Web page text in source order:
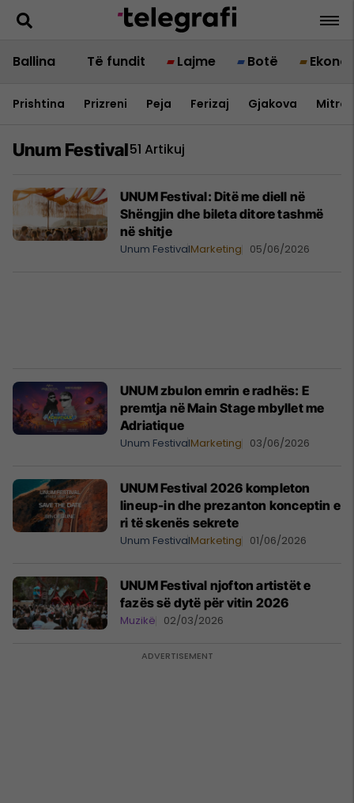
Ballina Të fundit Lajme Botë
Prishtina Prizreni Peja Ferizaj Gjakova
Unum Festival51 Artikuj
UNUM Festival: Ditë me diell në
Shëngjin dhe bileta ditore tashmë
në shitje
Unum FestivalMarketing 05/06/2026
UNUM zbulon emrin e radhës: E
premtja në Main Stage mbyllet me
Adriatique
Unum FestivalMarketing 03/06/2026
UNUM Festival 2026 kompleton
lineup-in dhe prezanton konceptin e
ri të skenës sekrete
Unum FestivalMarketing 01/06/2026
UNUM Festival njofton artistët e
fazës së dytë për vitin 2026
Muzikë 02/03/2026